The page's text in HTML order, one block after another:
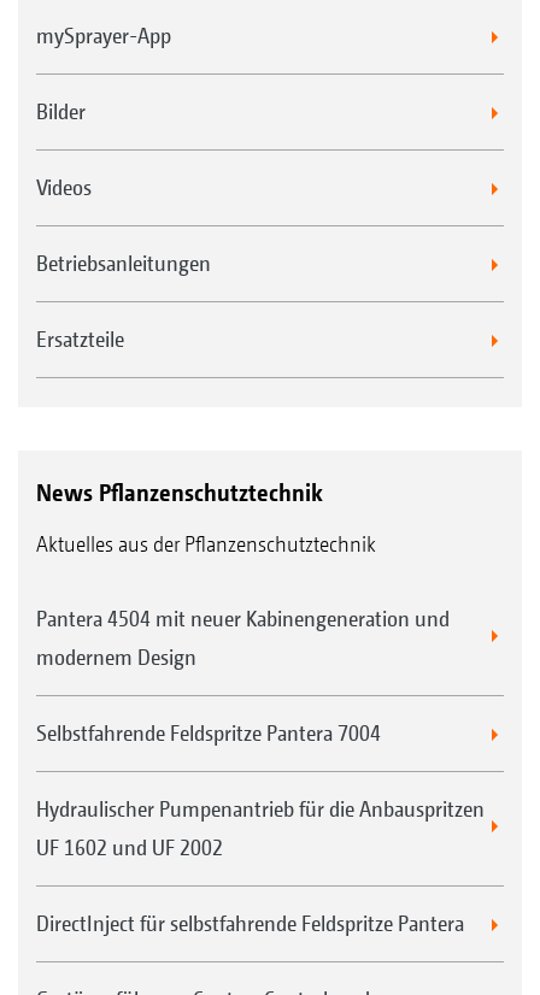
mySprayer-App
Bilder
Videos
Betriebsanleitungen
Ersatzteile
News Pflanzenschutztechnik
Aktuelles aus der Pflanzenschutztechnik
Pantera 4504 mit neuer Kabinengeneration und
modernem Design
Selbstfahrende Feldspritze Pantera 7004
Hydraulischer Pumpenantrieb für die Anbauspritzen
UF 1602 und UF 2002
DirectInject für selbstfahrende Feldspritze Pantera